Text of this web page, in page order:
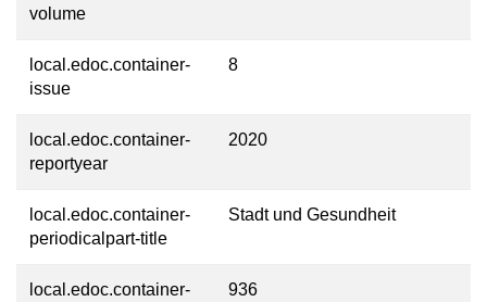
volume
local.edoc.container-
issue
8
local.edoc.container-
reportyear
2020
local.edoc.container-
periodicalpart-title
Stadt und Gesundheit
local.edoc.container-
936